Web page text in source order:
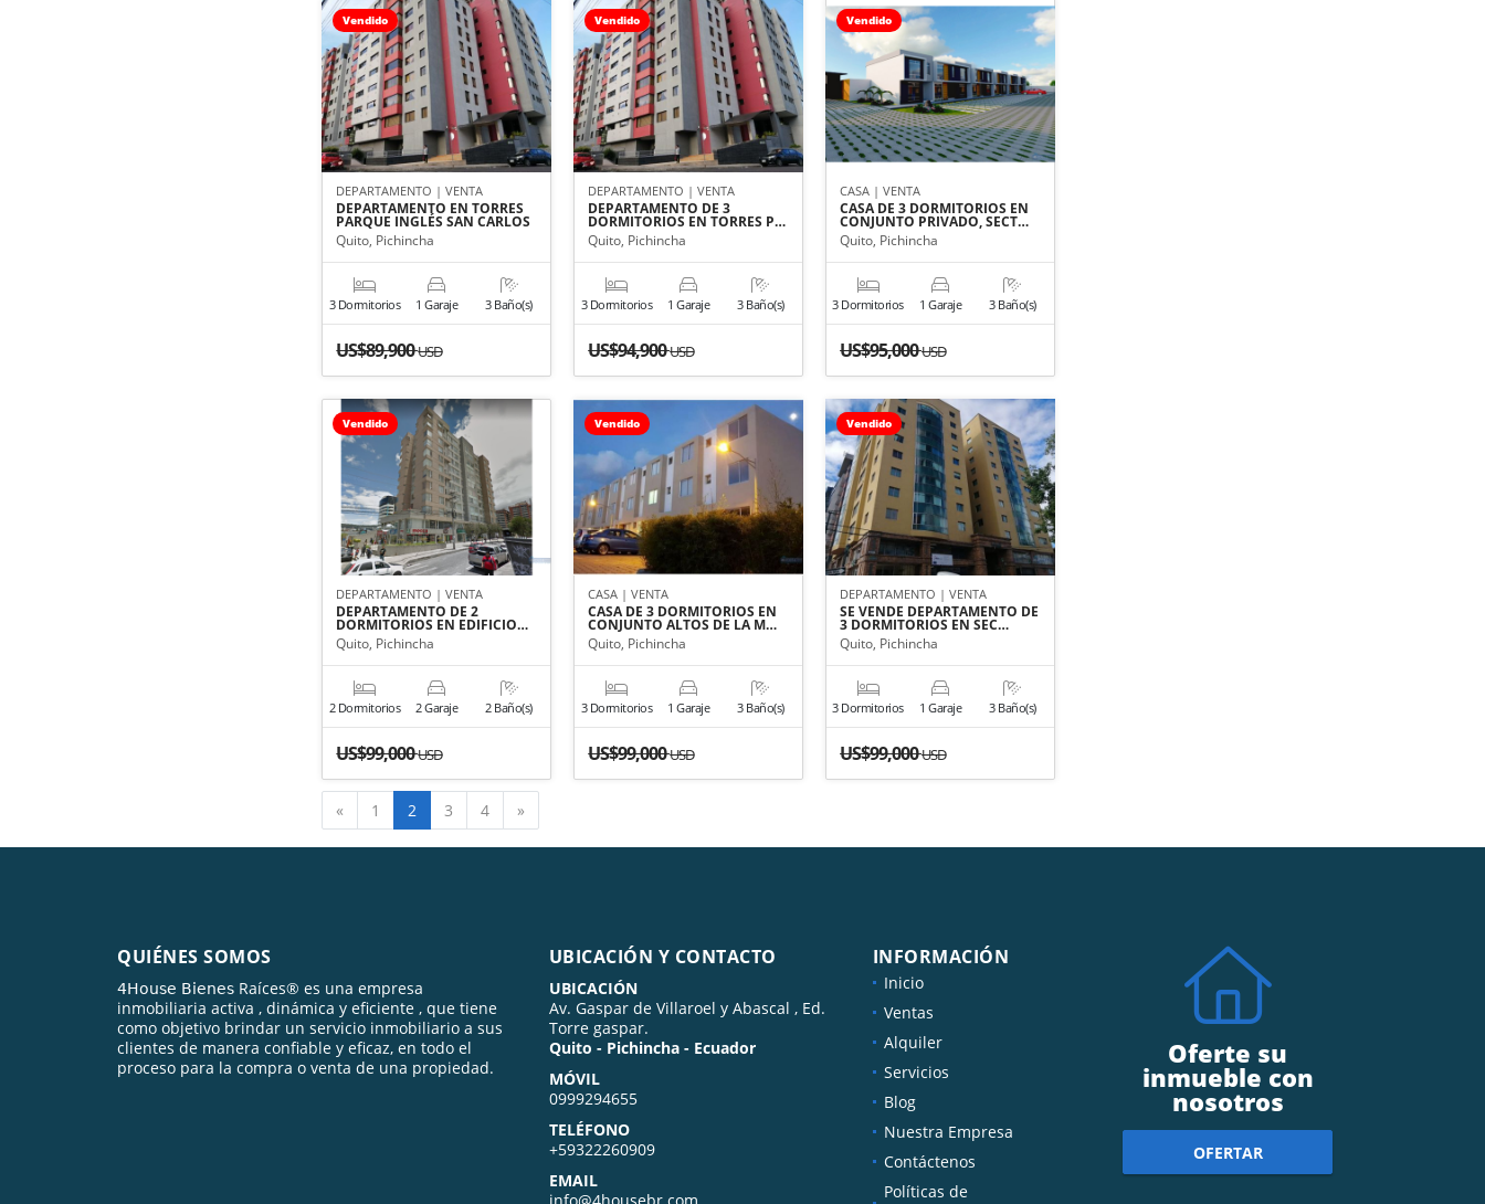
Vendido
DEPARTAMENTO | VENTA
DEPARTAMENTO EN TORRES
PARQUE INGLÉS SAN CARLOS
Quito, Pichincha
3 Dormitorios 1 Garaje 3 Baño(s)
US$89,900USD
Vendido
DEPARTAMENTO | VENTA
DEPARTAMENTO DE 3
DORMITORIOS EN TORRES P…
Quito, Pichincha
3 Dormitorios 1 Garaje 3 Baño(s)
US$94,900USD
Vendido
CASA | VENTA
CASA DE 3 DORMITORIOS EN
CONJUNTO PRIVADO, SECT…
Quito, Pichincha
3 Dormitorios 1 Garaje 3 Baño(s)
US$95,000USD
Vendido
DEPARTAMENTO | VENTA
DEPARTAMENTO DE 2
DORMITORIOS EN EDIFICIO…
Quito, Pichincha
2 Dormitorios 2 Garaje 2 Baño(s)
US$99,000USD
Vendido
CASA | VENTA
CASA DE 3 DORMITORIOS EN
CONJUNTO ALTOS DE LA M…
Quito, Pichincha
3 Dormitorios 1 Garaje 3 Baño(s)
US$99,000USD
Vendido
DEPARTAMENTO | VENTA
SE VENDE DEPARTAMENTO DE
3 DORMITORIOS EN SEC…
Quito, Pichincha
3 Dormitorios 1 Garaje 3 Baño(s)
US$99,000USD
« Anterior
1 2 3 4 »
QUIÉNES SOMOS
𝟦𝖧𝗈𝗎𝗌𝖾 𝖡𝗂𝖾𝗇𝖾𝗌 Raíces® es una empresa
inmobiliaria activa , dinámica y eficiente , que tiene
como objetivo brindar un servicio inmobiliario a sus
clientes de manera confiable y eficaz, en todo el
proceso para la compra o venta de una propiedad.
UBICACIÓN Y CONTACTO
UBICACIÓN
Av. Gaspar de Villaroel y Abascal , Ed.
Torre gaspar.
Quito - Pichincha - Ecuador
MÓVIL
0999294655
TELÉFONO
+59322260909
EMAIL
INFORMACIÓN
Inicio
Ventas
Alquiler
Servicios
Blog
Nuestra Empresa
Contáctenos
Políticas de
Oferte su
inmueble con
nosotros
OFERTAR